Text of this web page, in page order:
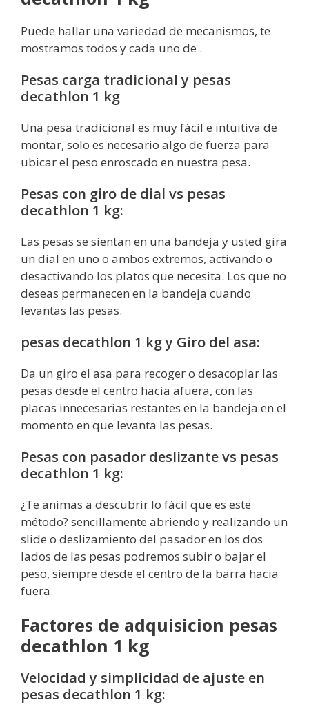
Puede hallar una variedad de mecanismos, te
mostramos todos y cada uno de .
Pesas carga tradicional y pesas
decathlon 1 kg
Una pesa tradicional es muy fácil e intuitiva de
montar, solo es necesario algo de fuerza para
ubicar el peso enroscado en nuestra pesa.
Pesas con giro de dial vs pesas
decathlon 1 kg:
Las pesas se sientan en una bandeja y usted gira
un dial en uno o ambos extremos, activando o
desactivando los platos que necesita. Los que no
deseas permanecen en la bandeja cuando
levantas las pesas.
pesas decathlon 1 kg y Giro del asa:
Da un giro el asa para recoger o desacoplar las
pesas desde el centro hacia afuera, con las
placas innecesarias restantes en la bandeja en el
momento en que levanta las pesas.
Pesas con pasador deslizante vs pesas
decathlon 1 kg:
¿Te animas a descubrir lo fácil que es este
método? sencillamente abriendo y realizando un
slide o deslizamiento del pasador en los dos
lados de las pesas podremos subir o bajar el
peso, siempre desde el centro de la barra hacia
fuera.
Factores de adquisicion pesas
decathlon 1 kg
Velocidad y simplicidad de ajuste en
pesas decathlon 1 kg: